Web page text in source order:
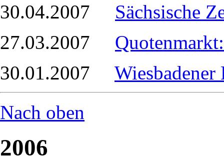
30.04.2007 Sächsische
27.03.2007
30.01.2007
Nach oben
2006